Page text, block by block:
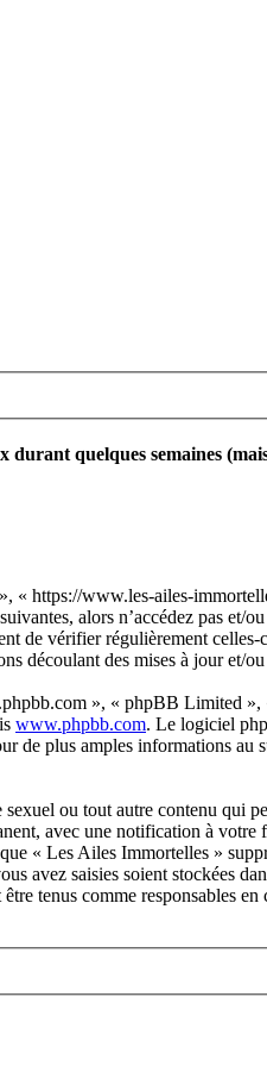
quelques semaines
https://www.les-ailes-
alors n’accédez pas
de vérifier régulièrement
découlant des mises à jour et/
», « phpBB Limited
www.phpbb.com. Le logiciel
de plus amples informations
ou tout autre contenu qui
avec une notification à votre
« Les Ailes Immortelles »
avez saisies soient stockées
tenus comme responsables